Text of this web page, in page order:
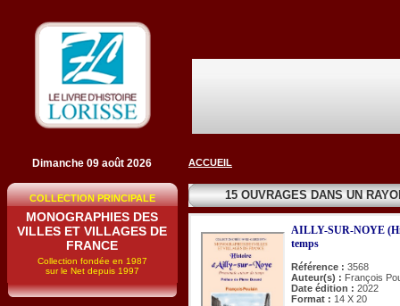
Dimanche 09 août 2026
COLLECTION PRINCIPALE
MONOGRAPHIES DES
VILLES ET VILLAGES DE
FRANCE
Collection fondée en 1987
sur le Net depuis 1997
ACCUEIL
15 OUVRAGES DANS UN
AILLY-SUR-NOYE
temps
Référence : 3568
Auteur(s) : François
Date édition : 2022
Format : 14 X 20